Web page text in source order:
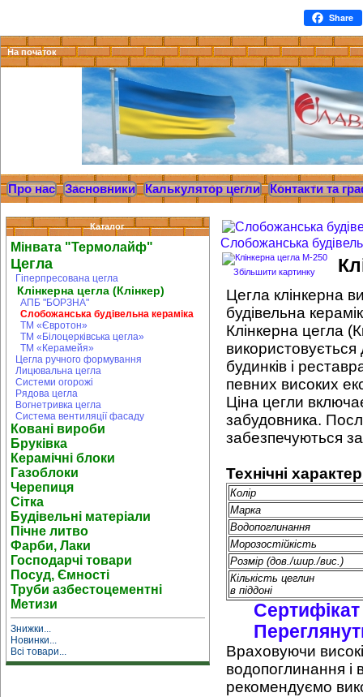
Share
На початок
Про нас Засновники Калькулятор цегли Контакти та
Каталог
Мінвата "Термолайф"
Цегла
Гіперпресована цегла
Клінкерна цегла (Клінкер)
АПБ "БОРЗНА"
Слобожанська будівельна кераміка
ТМ «Євротон»
ТМ «Білоцерківська цегла»
ТМ «Керамейя»
Цегла ручного формування
Лицювальна цегла
Системи огорожі
Рядова цегла
Вогнетривка цегла
Система вентиляції фасаду
Ковані вироби
Бруківка
Керамічні блоки
Газоблоки
Черепиця
Сітка
Будівельні матеріали
Пічне литво
Фарби, Лаки
Господарчі товари
Посуд, Ємності
Труби азбестоцементні
Метизи
Знижки...
Новинки...
Всі товари...
Слобожанська
Збільшити картинку
Цегла клінкерна
будівельна
Клінкерна цегла
будинків і
певних високих
Ціна цегли
забудовника.
забезпечуються
Технічні
Колір
Марка
Водопоглинання
Морозостійкість
Розмір (дов./шир./вис.)
Кількість цеглин
в піддоні
Сертифікат
Враховуючи
водопоглинання і
рекомендуємо